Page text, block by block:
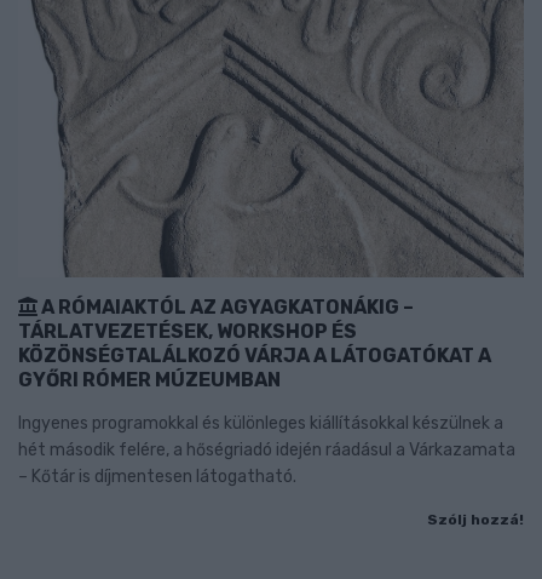
A RÓMAIAKTÓL AZ AGYAGKATONÁKIG –
TÁRLATVEZETÉSEK, WORKSHOP ÉS
KÖZÖNSÉGTALÁLKOZÓ VÁRJA A LÁTOGATÓKAT A
GYŐRI RÓMER MÚZEUMBAN
Ingyenes programokkal és különleges kiállításokkal készülnek a
hét második felére, a hőségriadó idején ráadásul a Várkazamata
– Kőtár is díjmentesen látogatható.
Szólj hozzá!